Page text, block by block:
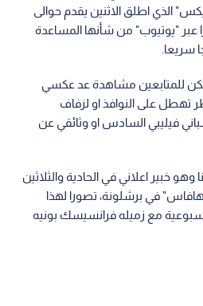
الذي اطلق الاثنين يقدم حوالى
"يوتيوب" من شأنها المساعدة
سريعا.
للمتابعين مشاهدة عد عكسي
على النوافذ او لزفاف
فيليبي السادس او وثائقي عن
خبير اعلاني في الحادية والثلاثين
في برشلونة، تصورا لهذا
مع زميله فرانسيسك بونيه